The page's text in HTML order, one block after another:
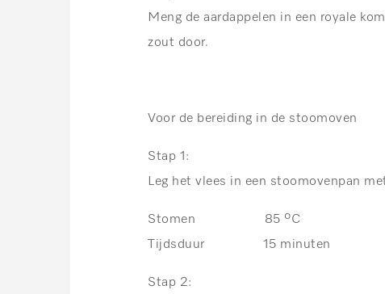
Meng de aardappelen in een royale
zout door.
Voor de bereiding in de stoomoven
Stap 1:
Leg het vlees in een stoomovenpan
Stomen 85 ºC
Tijdsduur 15 minuten
Stap 2: